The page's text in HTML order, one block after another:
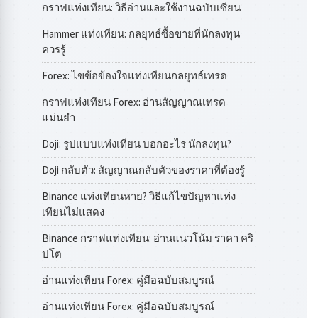
กราฟแท่งเทียน: วิธีอ่านและใช้งานฉบับเซียน
Hammer แท่งเทียน: กลยุทธ์ซื้อขายที่นักลงทุน
ควรรู้
Forex: ไขข้อข้องใจแท่งเทียนกลยุทธ์เทรด
กราฟแท่งเทียน Forex: อ่านสัญญาณเทรด
แม่นยำ
Doji: รูปแบบแท่งเทียน บอกอะไร นักลงทุน?
Doji กลับตัว: สัญญาณกลับตัวของราคาที่ต้องรู้
Binance แท่งเทียนหาย? วิธีแก้ไขปัญหาแท่ง
เทียนไม่แสดง
Binance กราฟแท่งเทียน: อ่านแนวโน้ม ราคา คริ
ปโต
อ่านแท่งเทียน Forex: คู่มือฉบับสมบูรณ์
อ่านแท่งเทียน Forex: คู่มือฉบับสมบูรณ์